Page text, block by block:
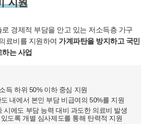
지원
경제적 부담을 안고 있는 저소득층 가구
료비를 지원하여 가계파탄을 방지하고 국민
는 사업
득 하위 50% 이하 중심 지원
내에서 본인 부담 비급여의 50%를 지원
시에도 부담 능력 대비 과도한 의료비 발생
도록 개별 심사제도를 통해 탄력적 지원
소록 내에 저장된 제3자의 휴대전화번호 (소
전화번호, 상품권 결제 제휴사의 ID 및 비밀번
를 사용하는 회원에 한함)
인정보를 계속 보유하며 서비스의 제공 등을
자의 개인정보는 원칙적으로 개인정보의 수집
거나 이용자가 직접 삭제, 수정 또는 회원 탈퇴
없는 방법으로 파기합니다.
해서는 아래의 이유로 명시한 기간 동안 보존합